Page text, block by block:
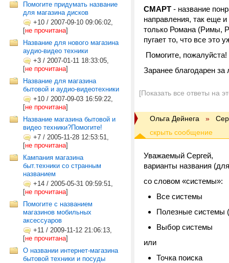
Помогите придумать название
для магазина дисков
+10 / 2007-09-10 09:06:02,
[не прочитана]
Название для нового магазина
аудио-видео техники
+3 / 2007-01-11 18:33:05,
[не прочитана]
Название для магазина
бытовой и аудио-видеотехники
+10 / 2007-09-03 16:59:22,
[не прочитана]
Название магазина бытовой и
видео техники?Помогите!
+7 / 2005-11-28 12:53:51,
[не прочитана]
Кампания магазина
быт.техники со странным
названием
+14 / 2005-05-31 09:59:51,
[не прочитана]
Помогите с названием
магазинов мобильных
аксессуаров
+11 / 2009-11-12 21:06:13,
[не прочитана]
О названии интернет-магазина
бытовой техники и посуды
СМАРТ - название
направления, так еще
только Романа (Римы,
пугает то, что все это
Помогите, пожалуйста!
Заранее благодарен
[Показать все ответы на
Ольга Дейнега »
Уважаемый Сергей,
варианты названия
со словом «системы»:
Все системы
Полезные системы
Выбор системы
или
Точка поиска